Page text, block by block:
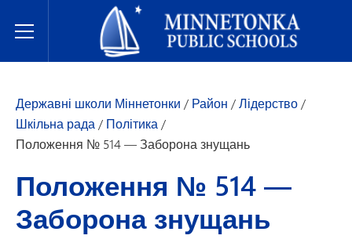
Toggle Menu
Державні школи Міннетонки
Державні школи Міннетонки / Район /Лідерство/
Шкільна рада/ Політика/
Положення № 514 — Заборона знущань
Положення № 514 —
Заборона знущань